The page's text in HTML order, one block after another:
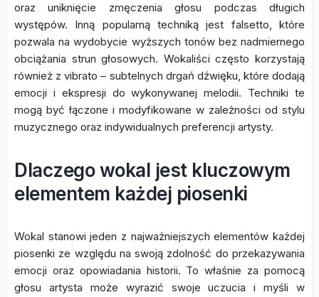
oraz uniknięcie zmęczenia głosu podczas długich
występów. Inną popularną techniką jest falsetto, które
pozwala na wydobycie wyższych tonów bez nadmiernego
obciążania strun głosowych. Wokaliści często korzystają
również z vibrato – subtelnych drgań dźwięku, które dodają
emocji i ekspresji do wykonywanej melodii. Techniki te
mogą być łączone i modyfikowane w zależności od stylu
muzycznego oraz indywidualnych preferencji artysty.
Dlaczego wokal jest kluczowym
elementem każdej piosenki
Wokal stanowi jeden z najważniejszych elementów każdej
piosenki ze względu na swoją zdolność do przekazywania
emocji oraz opowiadania historii. To właśnie za pomocą
głosu artysta może wyrazić swoje uczucia i myśli w